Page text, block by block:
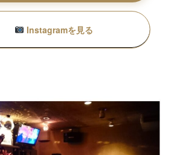
Instagramを見る